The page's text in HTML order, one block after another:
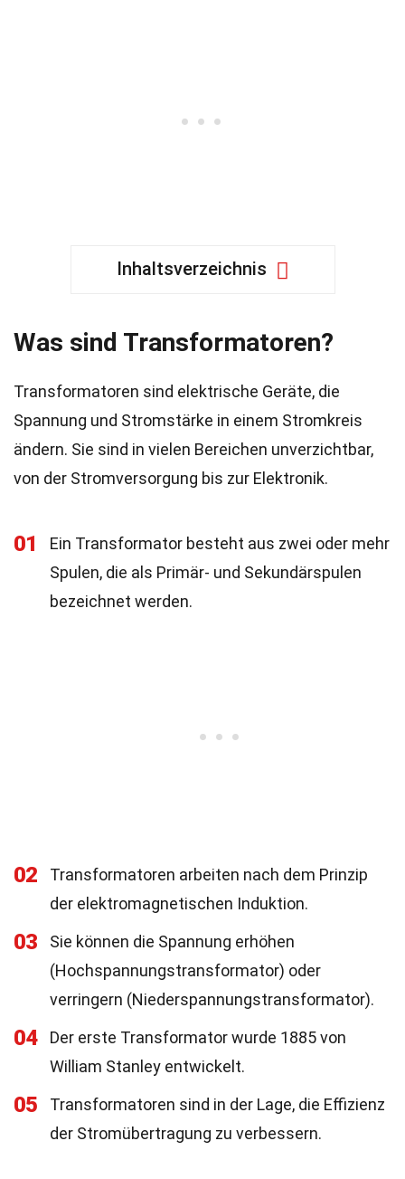
Inhaltsverzeichnis
Was sind Transformatoren?
Transformatoren sind elektrische Geräte, die
Spannung und Stromstärke in einem Stromkreis
ändern. Sie sind in vielen Bereichen unverzichtbar,
von der Stromversorgung bis zur Elektronik.
01
Ein Transformator besteht aus zwei oder mehr
Spulen, die als Primär- und Sekundärspulen
bezeichnet werden.
02
Transformatoren arbeiten nach dem Prinzip
der elektromagnetischen Induktion.
03
Sie können die Spannung erhöhen
(Hochspannungstransformator) oder
verringern (Niederspannungstransformator).
04
Der erste Transformator wurde 1885 von
William Stanley entwickelt.
05
Transformatoren sind in der Lage, die Effizienz
der Stromübertragung zu verbessern.